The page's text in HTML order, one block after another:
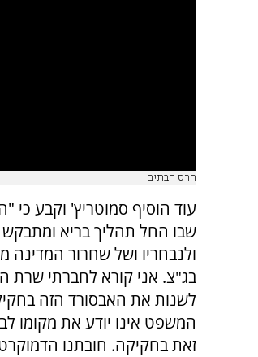
הרס הבתים
עוד הוסיף סמוטריץ' וקבע כי
שבו החל תהליך בריא
ולנבחריו ושל שחרור המדינה
בג"צ. אני קורא לחברתי שרת
לשנות את האבסורד הזה
המשפט אינו יודע את מקומו
זאת בחקיקה. חובתנו